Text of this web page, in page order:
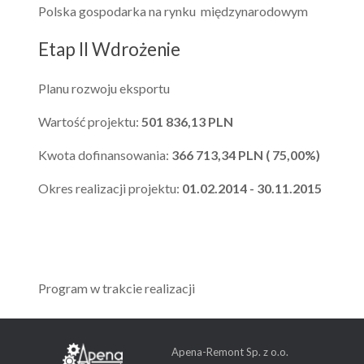
Polska gospodarka na rynku międzynarodowym
Etap II Wdrożenie
Planu rozwoju eksportu
Wartość projektu: 501 836,13 PLN
Kwota dofinansowania: 366 713,34 PLN ( 75,00%)
Okres realizacji projektu: 01.02.2014 - 30.11.2015
Program w trakcie realizacji
Apena-Remont Sp. z o.o.